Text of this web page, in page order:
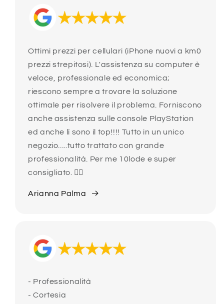
Ottimi prezzi per cellulari (iPhone nuovi a km0
prezzi strepitosi). L'assistenza su computer è
veloce, professionale ed economica;
riescono sempre a trovare la soluzione
ottimale per risolvere il problema. Forniscono
anche assistenza sulle console PlayStation
ed anche lì sono il top!!!! Tutto in un unico
negozio.....tutto trattato con grande
professionalità. Per me 10lode e super
consigliato. 👍🏻
Arianna Palma
- Professionalità
- Cortesia